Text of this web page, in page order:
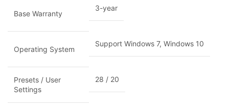
Base Warranty
3-year
Operating System
Support Windows 7, Windows 10
Presets / User
Settings
28 / 20